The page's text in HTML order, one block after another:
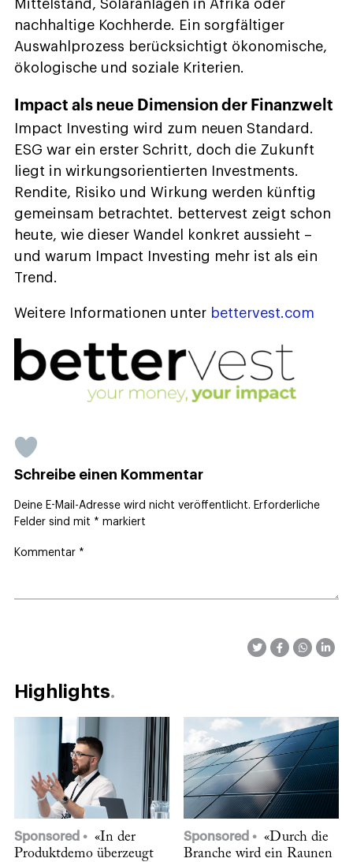
Mittelstand, Solaranlagen in Afrika oder
nachhaltige Kochherde. Ein sorgfältiger
Auswahlprozess berücksichtigt ökonomische,
ökologische und soziale Kriterien.
Impact als neue Dimension der Finanzwelt
Impact Investing wird zum neuen Standard.
ESG war ein erster Schritt, doch die Zukunft
liegt in wirkungsorientierten Investments.
Rendite, Risiko und Wirkung werden künftig
gemeinsam betrachtet. bettervest zeigt schon
heute, wie dieser Wandel konkret aussieht –
und warum Impact Investing mehr ist als ein
Trend.
Weitere Informationen unter bettervest.com
Schreibe einen Kommentar
Deine E-Mail-Adresse wird nicht veröffentlicht. Erforderliche
Felder sind mit * markiert
Kommentar *
Highlights
Sponsored
«In der
Produktdemo überzeugt
Sponsored
«Durch die
Branche wird ein Raunen